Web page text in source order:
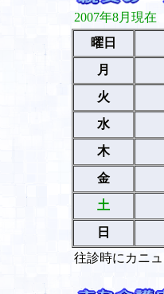
2007年8月現在
曜日
月
火
水
木
金
土
日
往診時にカニ